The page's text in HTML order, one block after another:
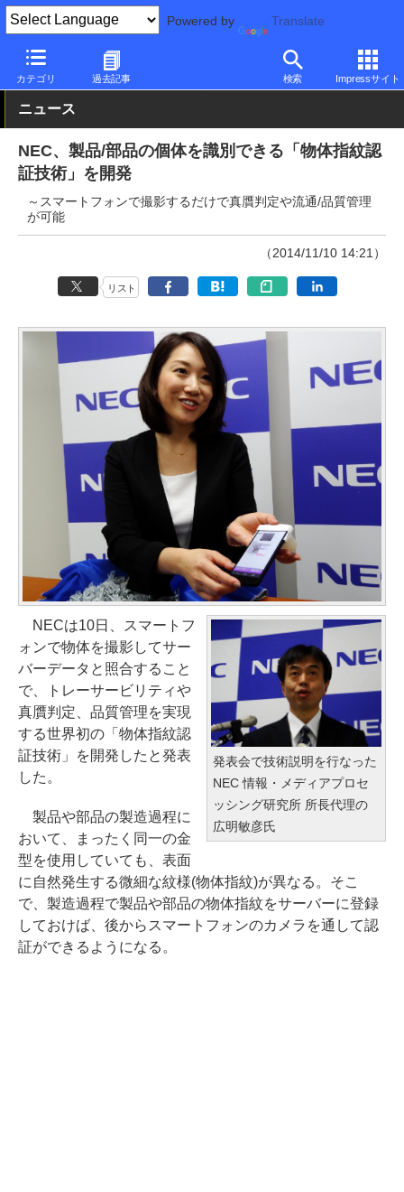
Powered by Translate
カテゴリ 過去記事 検索 Impressサイト
PC Watch 市場 技術
ニュース
NEC、製品/部品の個体を識別できる「物体指紋認
証技術」を開発
～スマートフォンで撮影するだけで真贋判定や流通/品質管理
が可能
（2014/11/10 14:21）
リスト
発表会で技術説明を行なった
NEC 情報・メディアプロセ
ッシング研究所 所長代理の
広明敏彦氏
NECは10日、スマートフ
ォンで物体を撮影してサー
バーデータと照合すること
で、トレーサービリティや
真贋判定、品質管理を実現
する世界初の「物体指紋認
証技術」を開発したと発表
した。
製品や部品の製造過程に
おいて、まったく同一の金
型を使用していても、表面
に自然発生する微細な紋様(物体指紋)が異なる。そこ
で、製造過程で製品や部品の物体指紋をサーバーに登録
しておけば、後からスマートフォンのカメラを通して認
証ができるようになる。